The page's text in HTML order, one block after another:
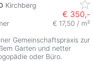
Kirchberg
€ 350,-
€ 17,50 / m²
Gemeinschaftspraxis zur
Garten und netter
oder Büro.